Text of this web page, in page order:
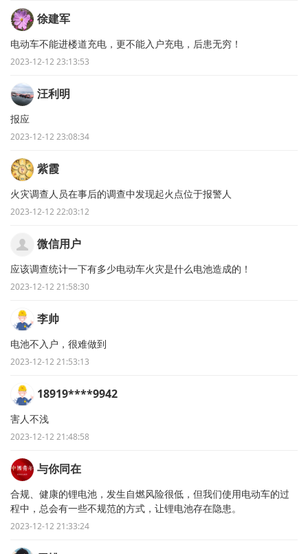
徐建军
电动车不能进楼道充电，更不能入户充电，后患无穷！
2023-12-12 23:13:53
汪利明
报应
2023-12-12 23:08:34
紫霞
火灾调查人员在事后的调查中发现起火点位于报警人
2023-12-12 22:03:12
微信用户
应该调查统计一下有多少电动车火灾是什么电池造成的！
2023-12-12 21:58:30
李帅
电池不入户，很难做到
2023-12-12 21:53:13
18919****9942
害人不浅
2023-12-12 21:48:58
与你同在
合规、健康的锂电池，发生自燃风险很低，但我们使用电动车的过
程中，总会有一些不规范的方式，让锂电池存在隐患。
2023-12-12 21:33:24